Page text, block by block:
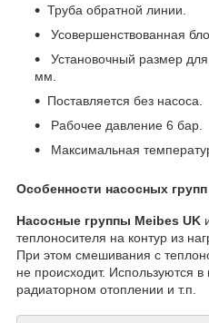
Насосные группы Meibes UK
теплоносителя на контур из
При этом смешивания с
не происходит. Используются
радиаторном отоплении и т.п.
Особенности насосных
Труба обратной линии.
Усовершенствованная
Установочный размер
мм.
Поставляется без насоса.
Рабочее давление 6 бар.
Максимальная